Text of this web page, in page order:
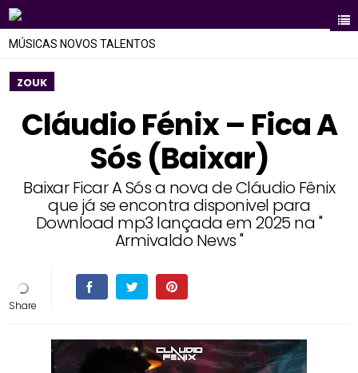
MÚSICAS NOVOS TALENTOS
ZOUK
Cláudio Fénix – Fica A
Sós (Baixar)
Baixar Ficar A Sós a nova de Cláudio Fênix
que já se encontra disponivel para
Download mp3 lançada em 2025 na "
Armivaldo News "